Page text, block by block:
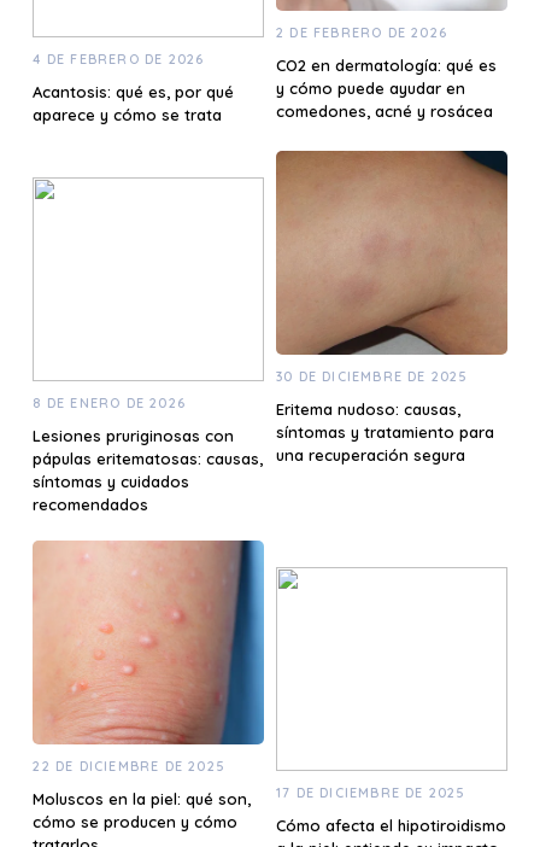
4 DE FEBRERO DE 2026
Acantosis: qué es, por qué
aparece y cómo se trata
2 DE FEBRERO DE 2026
CO2 en dermatología: qué es
y cómo puede ayudar en
comedones, acné y rosácea
8 DE ENERO DE 2026
Lesiones pruriginosas con
pápulas eritematosas: causas,
síntomas y cuidados
recomendados
30 DE DICIEMBRE DE 2025
Eritema nudoso: causas,
síntomas y tratamiento para
una recuperación segura
22 DE DICIEMBRE DE 2025
Moluscos en la piel: qué son,
cómo se producen y cómo
17 DE DICIEMBRE DE 2025
Cómo afecta el hipotiroidismo